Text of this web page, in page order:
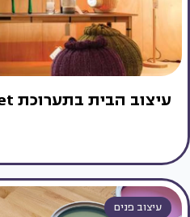
עיצוב הבית בתערוכת Maison & Objet
עיצוב פנים